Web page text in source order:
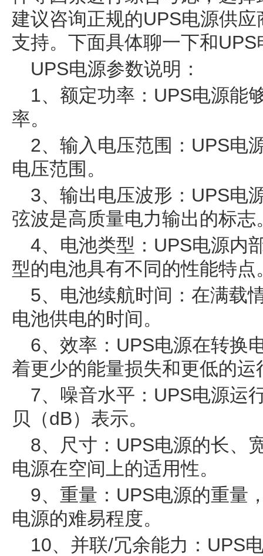
建议咨询正规的UPS电源供
支持。下面具体聊一下和
UPS电源参数说明：
1、额定功率：UPS电源能
率。
2、输入电压范围：UPS电
电压范围。
3、输出电压波形：UPS电
弦波是高质量电力输出的标志
4、电池类型：UPS电源内
型的电池具有不同的性能特点
5、电池续航时间：在满载
电池供电的时间。
6、效率：UPS电源在转换
着更少的能量损失和更低的运
7、噪音水平：UPS电源运
贝（dB）表示。
8、尺寸：UPS电源的长、
电源在空间上的适用性。
9、重量：UPS电源的重量
电源的难易程度。
10、并联/冗余能力：UPS